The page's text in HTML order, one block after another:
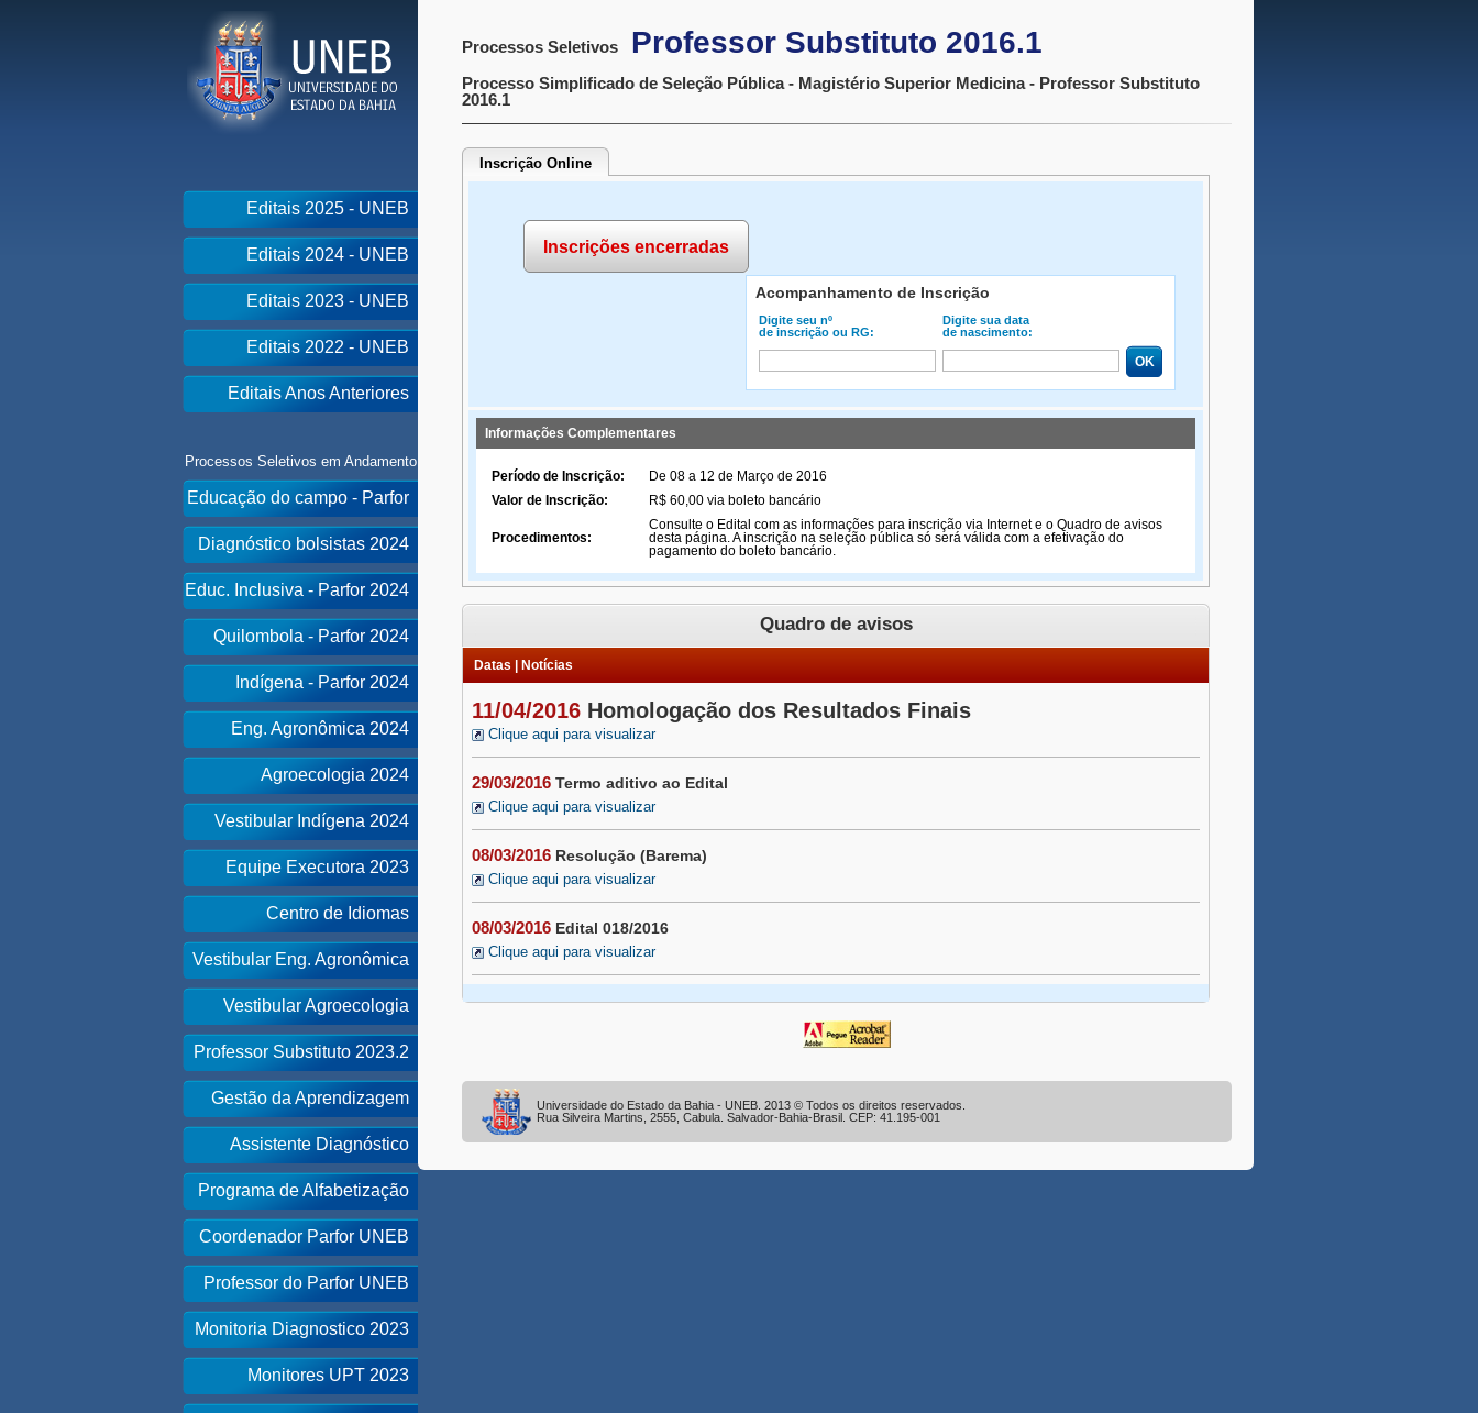
Editais 2025 - UNEB
Editais 2024 - UNEB
Editais 2023 - UNEB
Editais 2022 - UNEB
Editais Anos Anteriores
Processos Seletivos em Andamento
Educação do campo - Parfor
Diagnóstico bolsistas 2024
Educ. Inclusiva - Parfor 2024
Quilombola - Parfor 2024
Indígena - Parfor 2024
Eng. Agronômica 2024
Agroecologia 2024
Vestibular Indígena 2024
Equipe Executora 2023
Centro de Idiomas
Vestibular Eng. Agronômica
Vestibular Agroecologia
Professor Substituto 2023.2
Gestão da Aprendizagem
Assistente Diagnóstico
Programa de Alfabetização
Coordenador Parfor UNEB
Professor do Parfor UNEB
Monitoria Diagnostico 2023
Monitores UPT 2023
Processos Seletivos Professor Substituto 2016.1
Processo Simplificado de Seleção Pública - Magistério Superior Medicina - Professor Substituto
2016.1
Inscrição Online
Inscrições encerradas
Acompanhamento de Inscrição
Digite seu nº
de inscrição ou RG:
Digite sua data
de nascimento:
Informações Complementares
Período de Inscrição:
De 08 a 12 de Março de 2016
Valor de Inscrição:
R$ 60,00 via boleto bancário
Procedimentos:
Consulte o Edital com as informações para inscrição via Internet e o Quadro de avisos
desta página. A inscrição na seleção pública só será válida com a efetivação do
pagamento do boleto bancário.
Quadro de avisos
Datas | Notícias
11/04/2016 Homologação dos Resultados Finais
Clique aqui para visualizar
29/03/2016 Termo aditivo ao Edital
Clique aqui para visualizar
08/03/2016 Resolução (Barema)
Clique aqui para visualizar
08/03/2016 Edital 018/2016
Clique aqui para visualizar
Universidade do Estado da Bahia - UNEB. 2013 © Todos os direitos reservados.
Rua Silveira Martins, 2555, Cabula. Salvador-Bahia-Brasil. CEP: 41.195-001